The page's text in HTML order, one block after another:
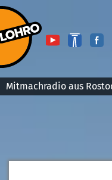
Mitmachradio aus